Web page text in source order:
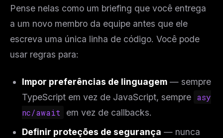
Pense nelas como um briefing que você entrega
a um novo membro da equipe antes que ele
escreva uma única linha de código. Você pode
usar regras para:
Impor preferências de linguagem — sempre
TypeScript em vez de JavaScript, sempre asy
nc/await
em vez de callbacks.
Definir proteções de segurança — nunca